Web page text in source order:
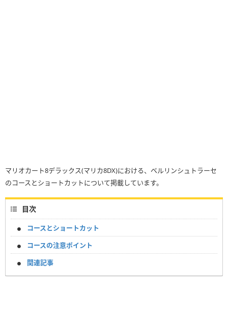
マリオカート8デラックス(マリカ8DX)における、ベルリンシュトラーセ
のコースとショートカットについて掲載しています。
目次
コースとショートカット
コースの注意ポイント
関連記事